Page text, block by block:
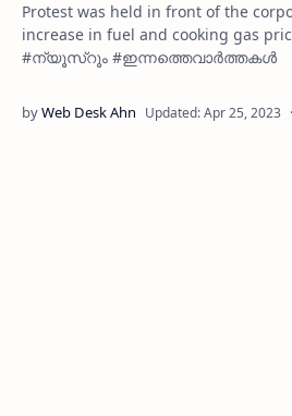
Protest was held in front of the
increase in fuel and cooking gas
#ന്യൂസ്റൂം #ഇന്നത്തെവാർത്തകൾ